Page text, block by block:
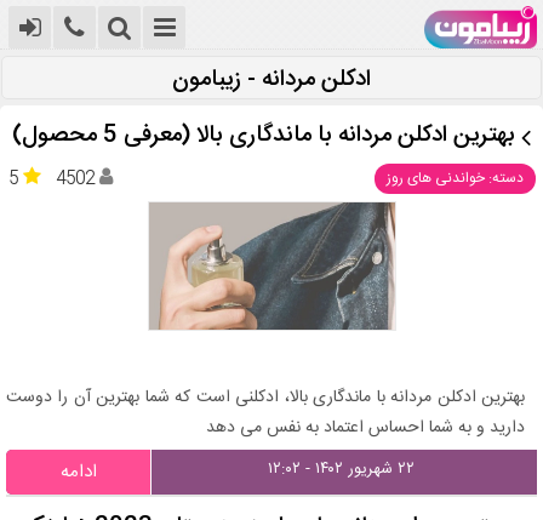
ادکلن مردانه - زیبامون
بهترین ادکلن مردانه با ماندگاری بالا (معرفی 5 محصول)
دسته: خواندنی های روز 5 4502
بهترین ادکلن مردانه با ماندگاری بالا، ادکلنی است که شما بهترین آن را دوست
دارید و به شما احساس اعتماد به نفس می دهد
۲۲ شهریور ۱۴۰۲ - ۱۲:۰۲ ادامه